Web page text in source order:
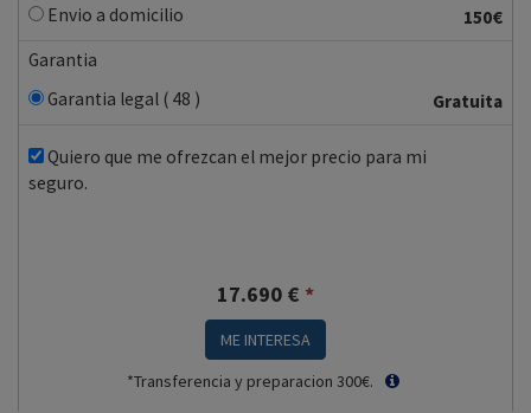
Envio a domicilio
150€
Garantia
Garantia legal ( 48 )
Gratuita
Quiero que me ofrezcan el mejor precio para mi
seguro.
17.690 € *
ME INTERESA
*Transferencia y preparacion 300€.